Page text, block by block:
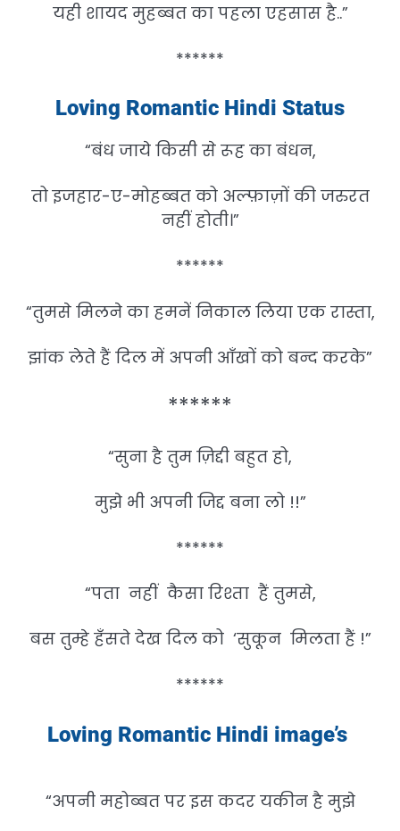
यही शायद मुहब्बत का पहला एहसास है..”
******
Loving Romantic Hindi Status
“बंध जाये किसी से रूह का बंधन,
तो इजहार-ए-मोहब्बत को अल्फ़ाज़ों की जरुरत
नहीं होती।”
******
“तुमसे मिलने का हमनें निकाल लिया एक रास्ता,
झांक लेते हैं दिल में अपनी आँखों को बन्द करके”
******
“सुना है तुम ज़िद्दी बहुत हो,
मुझे भी अपनी जिद्द बना लो !!”
******
“पता नहीं कैसा रिश्ता हैं तुमसे,
बस तुम्हे हँसते देख दिल को ‘सुकून मिलता हैं !”
******
Loving Romantic Hindi image’s
“अपनी महोब्बत पर इस कदर यकीन है मुझे